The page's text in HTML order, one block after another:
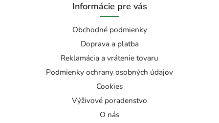
Informácie pre vás
Obchodné podmienky
Doprava a platba
Reklamácia a vrátenie tovaru
Podmienky ochrany osobných údajov
Cookies
Výživové poradenstvo
O nás